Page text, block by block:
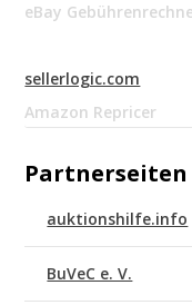
eBay
sellerlogic.com
Amazon Repricer
Partnerseiten
auktionshilfe.info
BuVeC e. V.